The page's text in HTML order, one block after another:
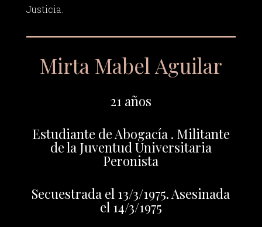
Justicia.
Mirta Mabel Aguilar
21 años
Estudiante de Abogacía . Militante
de la Juventud Universitaria
Peronista
Secuestrada el 13/3/1975. Asesinada
el 14/3/1975